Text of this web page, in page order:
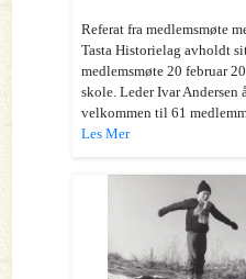
Referat fra medlemsmøte
Tasta Historielag avholdt
medlemsmøte 20 februar
skole. Leder Ivar Andersen
velkommen til 61
Les Mer